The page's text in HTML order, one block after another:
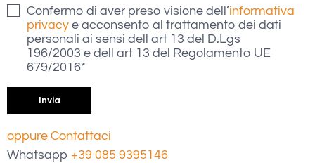
Confermo di aver preso visione dell’informativa
privacy e acconsento al trattamento dei dati
personali ai sensi dell art 13 del D.Lgs
196/2003 e dell art 13 del Regolamento UE
679/2016*
oppure Contattaci
Whatsapp +39 085 9395146